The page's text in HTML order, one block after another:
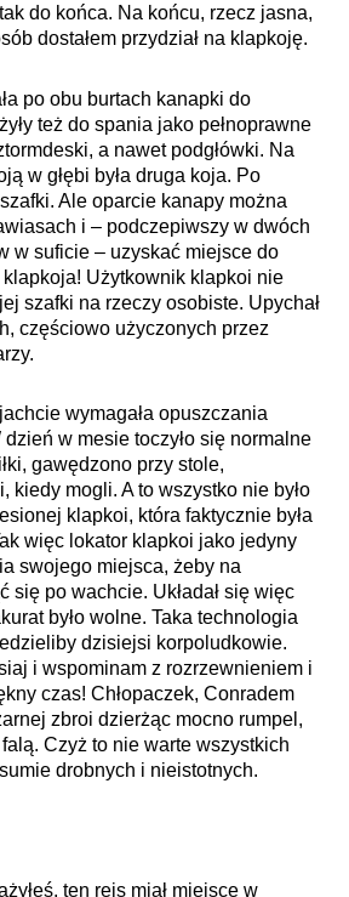
do końca. Na końcu, rzecz jasna,
dostałem przydział na klapkoję.
po obu burtach kanapki do
też do spania jako pełnoprawne
a nawet podgłówki. Na
w głębi była druga koja. Po
Ale oparcie kanapy można
i – podczepiwszy w dwóch
w suficie – uzyskać miejsce do
klapkoja! Użytkownik klapkoi nie
szafki na rzeczy osobiste. Upychał
częściowo użyczonych przez
wymagała opuszczania
w mesie toczyło się normalne
gawędzono przy stole,
kiedy mogli. A to wszystko nie było
klapkoi, która faktycznie była
więc lokator klapkoi jako jedyny
swojego miejsca, żeby na
się po wachcie. Układał się więc
było wolne. Taka technologia
dzisiejsi korpoludkowie.
i wspominam z rozrzewnieniem i
czas! Chłopaczek, Conradem
zbroi dzierżąc mocno rumpel,
Czyż to nie warte wszystkich
drobnych i nieistotnych.
ten rejs miał miejsce w